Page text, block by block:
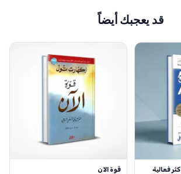
قد يعجبك أيضاً
فعالية قوة الآن